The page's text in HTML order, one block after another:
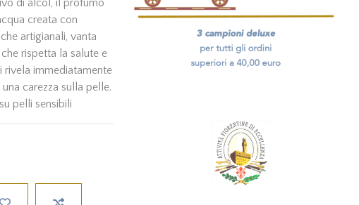
di alcol, il profumo
creata con
artigianali, vanta
rispetta la salute e
rivela immediatamente
carezza sulla pelle.
pelli sensibili